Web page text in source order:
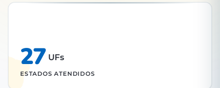
27 UFs
ESTADOS ATENDIDOS